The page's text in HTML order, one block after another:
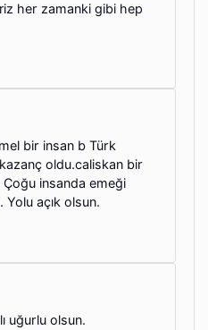
her zamanki gibi hep
bir insan b Türk
oldu.caliskan bir
insanda emeği
açık olsun.
uğurlu olsun.